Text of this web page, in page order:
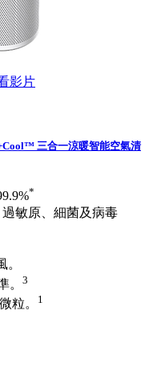
影片
三合一涼暖智能空氣清
*
敏原、細菌及病毒
。
。 3
粒。 1